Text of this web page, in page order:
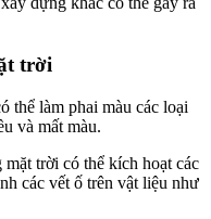
trời
thể làm phai màu các loại
và mất màu.
trời có thể kích hoạt các
các vết ố trên vật liệu như